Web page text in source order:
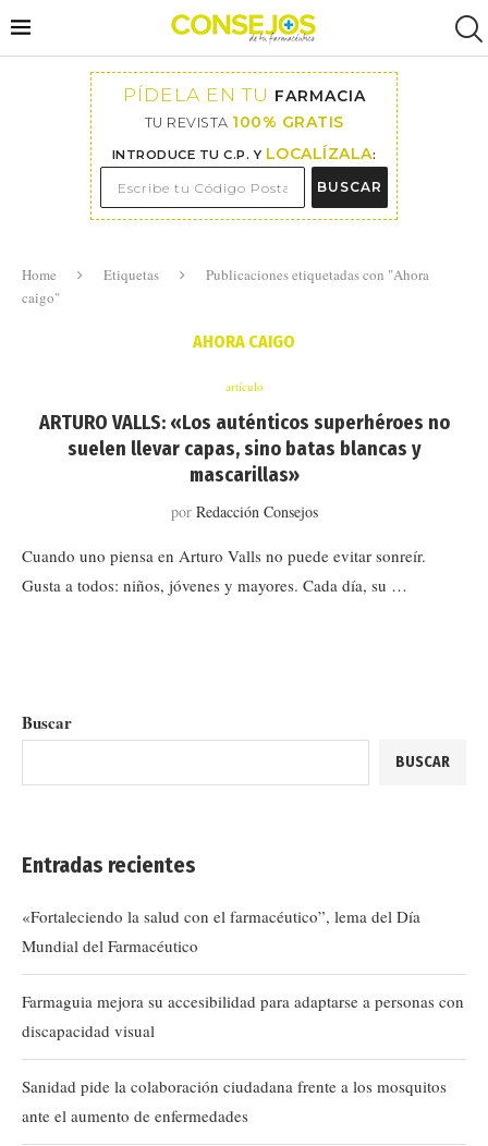
PÍDELA EN TU FARMACIA
TU REVISTA 100% GRATIS
INTRODUCE TU C.P. Y LOCALÍZALA:
BUSCAR
Home Etiquetas
Publicaciones etiquetadas con "Ahora
caigo"
AHORA CAIGO
artículo
ARTURO VALLS: «Los auténticos superhéroes no
suelen llevar capas, sino batas blancas y
mascarillas»
por Redacción Consejos
Cuando uno piensa en Arturo Valls no puede evitar sonreír.
Gusta a todos: niños, jóvenes y mayores. Cada día, su …
Buscar
BUSCAR
Entradas recientes
«Fortaleciendo la salud con el farmacéutico”, lema del Día
Mundial del Farmacéutico
Farmaguia mejora su accesibilidad para adaptarse a personas con
discapacidad visual
Sanidad pide la colaboración ciudadana frente a los mosquitos
ante el aumento de enfermedades